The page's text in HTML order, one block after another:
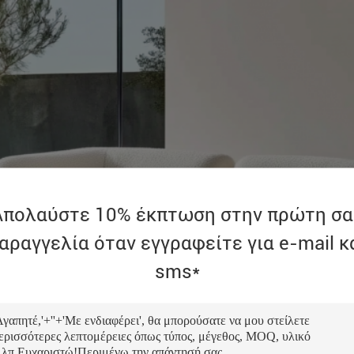
10% έκπτωση στην πρώτη
όταν εγγραφείτε για e-mail
sms*